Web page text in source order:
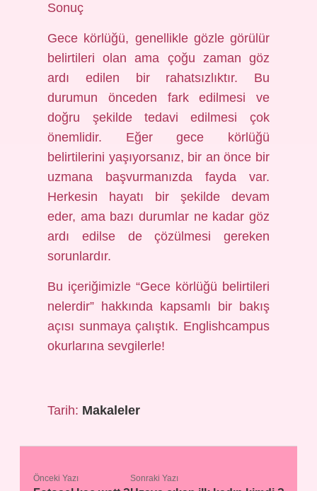
Sonuç
Gece körlüğü, genellikle gözle görülür
belirtileri olan ama çoğu zaman göz
ardı edilen bir rahatsızlıktır. Bu
durumun önceden fark edilmesi ve
doğru şekilde tedavi edilmesi çok
önemlidir. Eğer gece körlüğü
belirtilerini yaşıyorsanız, bir an önce bir
uzmana başvurmanızda fayda var.
Herkesin hayatı bir şekilde devam
eder, ama bazı durumlar ne kadar göz
ardı edilse de çözülmesi gereken
sorunlardır.
Bu içeriğimizle “Gece körlüğü belirtileri
nelerdir” hakkında kapsamlı bir bakış
açısı sunmaya çalıştık. Englishcampus
okurlarına sevgilerle!
Tarih: Makaleler
Önceki Yazı Sonraki Yazı